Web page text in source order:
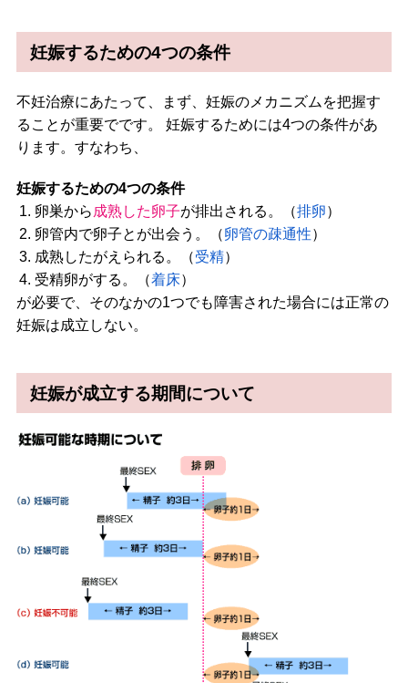
妊娠するための4つの条件
不妊治療にあたって、まず、妊娠のメカニズムを把握す
ることが重要でです。 妊娠するためには4つの条件があ
ります。すなわち、
妊娠するための4つの条件
卵巣から 成熟した卵子が排出される。（排卵）
卵管内で卵子と が出会う。（卵管の疎通性）
成熟したがえられる。（受精）
受精卵がする。（着床）
が必要で、そのなかの1つでも障害された場合には正常の
妊娠は成立しない。
妊娠が成立する期間について